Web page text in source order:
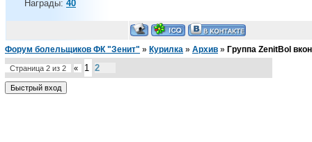
Награды: 40
Форум болельщиков ФК "Зенит" » Курилка » Архив » Группа ZenitBol
Страница 2 из 2 « 1 2